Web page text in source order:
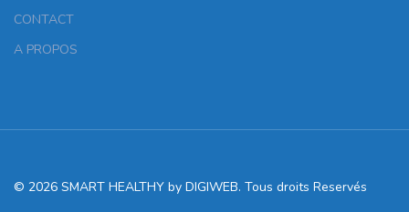
CONTACT
A PROPOS
© 2026 SMART HEALTHY by DIGIWEB. Tous droits Reservés